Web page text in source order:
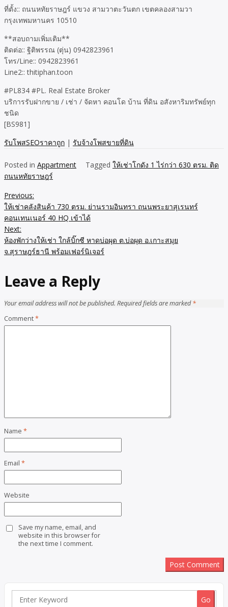
ที่ตั้ง:: ถนนหทัยราษฎร์ แขวง สามวาตะวันตก เขตคลองสามวา
กรุงเทพมหานคร 10510
**สอบถามเพิ่มเติม**
ติดต่อ:: ฐิติพรรณ (ตุ่น) 0942823961
โทร/Line:: 0942823961
Line2:: thitiphan.toon
#PL834 #PL. Real Estate Broker
บริการรับฝากขาย / เช่า / จัดหา คอนโด บ้าน ที่ดิน อสังหาริมทรัพย์ทุก
ชนิด
[BS981]
รับโพสSEOราคาถูก | รับจ้างโพสขายที่ดิน
Posted in Appartment Tagged ให้เช่าโกดัง 1 ไร่กว่า 630 ตรม. ติด
ถนนหทัยราษฎร์
Post
navigation
Previous:
ให้เช่าคลังสินค้า 730 ตรม. ย่านรามอินทรา ถนนพระยาสุเรนทร์
คอนเทนเนอร์ 40 HQ เข้าได้
Next:
ห้องพักว่างให้เช่า ใกล้บิ๊กซี หาดบ่อผุด ต.บ่อผุด อ.เกาะสมุย
จ.สุราษฎร์ธานี พร้อมเฟอร์นิเจอร์
Leave a Reply
Your email address will not be published. Required fields are marked*
Comment*
Name *
Email *
Website
Save my name, email, and
website in this browser for
the next time I comment.
Search